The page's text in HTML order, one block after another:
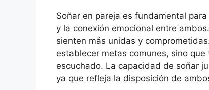
Soñar en pareja es fundamental
y la conexión emocional entre
sienten más unidas y
establecer metas comunes, sino
escuchado. La capacidad de soñar
ya que refleja la disposición de